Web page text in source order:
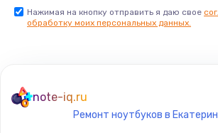
Нажимая на кнопку отправить я даю свое
обработку моих персональных данных.
note-iq.ru
Ремонт ноутбуков в